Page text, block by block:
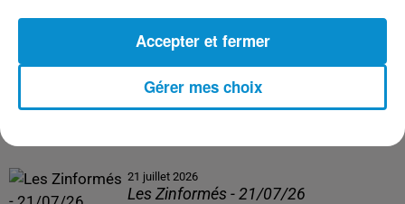
21 juillet 2026
Les Zinformés - 21/07/26
Gérer mes choix
Accepter et fermer